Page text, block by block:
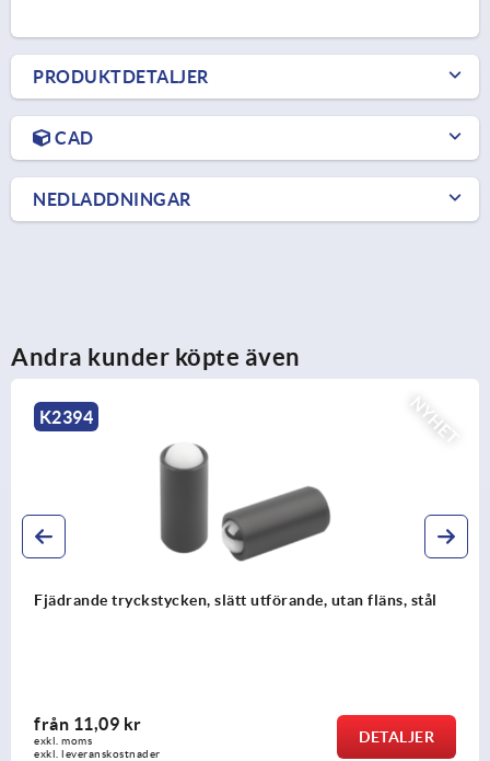
PRODUKTDETALJER
CAD
NEDLADDNINGAR
Andra kunder köpte även
K2395
Fjädrande tryckstycken för inpressning, utan fläns, stål
från 11,55 kr
exkl. moms
exkl. leveranskostnader
DETALJER